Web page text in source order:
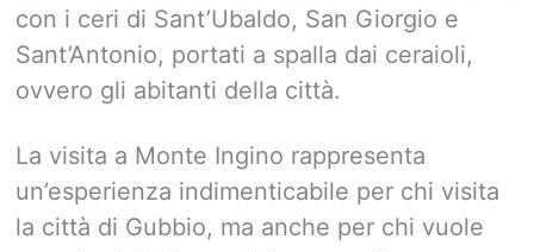
con i ceri di Sant’Ubaldo, San Giorgio e
Sant’Antonio, portati a spalla dai ceraioli,
ovvero gli abitanti della città.
La visita a Monte Ingino rappresenta
un’esperienza indimenticabile per chi visita
la città di Gubbio, ma anche per chi vuole